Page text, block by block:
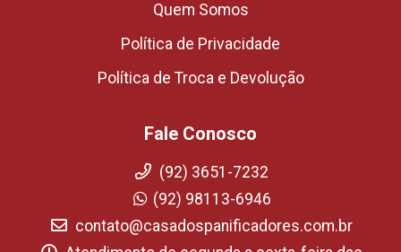
Quem Somos
Política de Privacidade
Política de Troca e Devolução
Fale Conosco
(92) 3651-7232
(92) 98113-6946
contato@casadospanificadores.com.br